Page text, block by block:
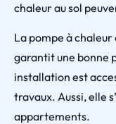
chaleur au sol
La pompe à
garantit une bonne
installation est
travaux. Aussi, elle
appartements.